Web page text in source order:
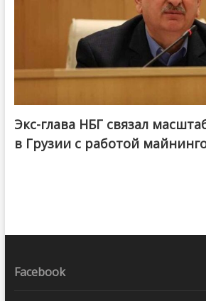
Экс-глава НБГ связал
в Грузии с работой
Facebook